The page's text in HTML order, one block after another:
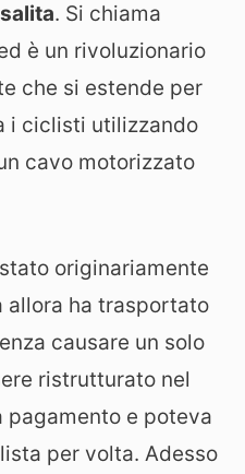
. Si chiama
è un rivoluzionario
che si estende per
i ciclisti utilizzando
cavo motorizzato
originariamente
allora ha trasportato
causare un solo
ristrutturato nel
pagamento e poteva
per volta. Adesso